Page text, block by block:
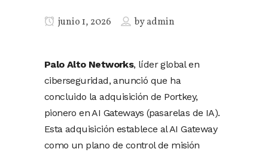
junio 1, 2026 byadmin
Palo Alto Networks, líder global en
ciberseguridad, anunció que ha
concluido la adquisición de Portkey,
pionero en AI Gateways (pasarelas de IA).
Esta adquisición establece al AI Gateway
como un plano de control de misión